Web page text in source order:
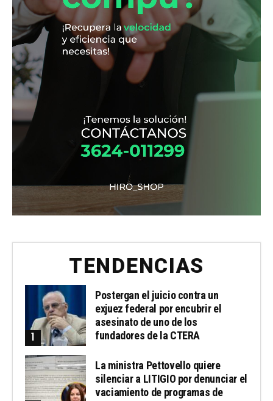
TENDENCIAS
Postergan el juicio contra un
exjuez federal por encubrir el
asesinato de uno de los
fundadores de la CTERA
La ministra Pettovello quiere
silenciar a LITIGIO por denunciar el
vaciamiento de programas de